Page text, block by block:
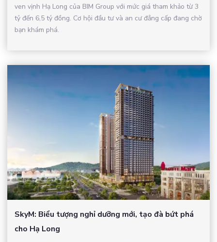
ven vịnh Hạ Long của BIM Group với mức giá tham khảo từ 3
tỷ đến 6,5 tỷ đồng. Cơ hội đầu tư và an cư đẳng cấp đang chờ
bạn khám phá.
SkyM: Biểu tượng nghỉ dưỡng mới, tạo đà bứt phá
cho Hạ Long